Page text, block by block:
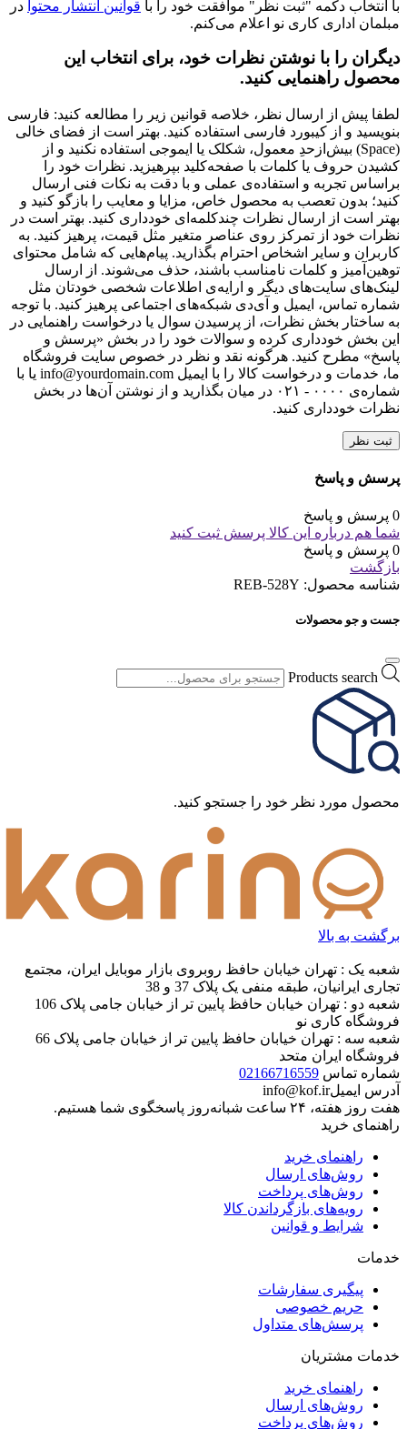
با انتخاب دکمه "ثبت نظر" موافقت خود را با قوانین انتشار محتوا در
مبلمان اداری کاری نو اعلام می‌کنم.
دیگران را با نوشتن نظرات خود، برای انتخاب این
محصول راهنمایی کنید.
لطفا پیش از ارسال نظر، خلاصه قوانین زیر را مطالعه کنید: فارسی
بنویسید و از کیبورد فارسی استفاده کنید. بهتر است از فضای خالی
(Space) بیش‌از‌حدِ معمول، شکلک یا ایموجی استفاده نکنید و از
کشیدن حروف یا کلمات با صفحه‌کلید بپرهیزید. نظرات خود را
براساس تجربه و استفاده‌ی عملی و با دقت به نکات فنی ارسال
کنید؛ بدون تعصب به محصول خاص، مزایا و معایب را بازگو کنید و
بهتر است از ارسال نظرات چندکلمه‌‌ای خودداری کنید. بهتر است در
نظرات خود از تمرکز روی عناصر متغیر مثل قیمت، پرهیز کنید. به
کاربران و سایر اشخاص احترام بگذارید. پیام‌هایی که شامل محتوای
توهین‌آمیز و کلمات نامناسب باشند، حذف می‌شوند. از ارسال
لینک‌های سایت‌های دیگر و ارایه‌ی اطلاعات شخصی خودتان مثل
شماره تماس، ایمیل و آی‌دی شبکه‌های اجتماعی پرهیز کنید. با توجه
به ساختار بخش نظرات، از پرسیدن سوال یا درخواست راهنمایی در
این بخش خودداری کرده و سوالات خود را در بخش «پرسش و
پاسخ» مطرح کنید. هرگونه نقد و نظر در خصوص سایت فروشگاه
ما، خدمات و درخواست کالا را با ایمیل info@yourdomain.com یا با
شماره‌ی ۰۰۰۰ - ۰۲۱ در میان بگذارید و از نوشتن آن‌ها در بخش
نظرات خودداری کنید.
ثبت نظر
پرسش و پاسخ
0 پرسش و پاسخ
شما هم درباره این کالا پرسش ثبت کنید
0 پرسش و پاسخ
بازگشت
شناسه محصول: REB-528Y
جست و جو محصولات
Products search
محصول مورد نظر خود را جستجو کنید.
برگشت به بالا
شعبه یک : تهران خیابان حافظ روبروی بازار موبایل ایران، مجتمع
تجاری ایرانیان، طبقه منفی یک پلاک 37 و 38
شعبه دو : تهران خیابان حافظ پایین تر از خیابان جامی پلاک 106
فروشگاه کاری نو
شعبه سه : تهران خیابان حافظ پایین تر از خیابان جامی پلاک 66
فروشگاه ایران متحد
شماره تماس 02166716559
آدرس ایمیلinfo@kof.ir
هفت روز هفته، ۲۴ ساعت شبانه‌روز پاسخگوی شما هستیم.
راهنمای خرید
راهنمای خرید
روش‌های ارسال
روش‌های پرداخت
رویه‌های بازگرداندن کالا
شرایط و قوانین
خدمات
پیگیری سفارشات
حریم خصوصی
پرسش‌های متداول
خدمات مشتریان
راهنمای خرید
روش‌های ارسال
روش‌های پرداخت